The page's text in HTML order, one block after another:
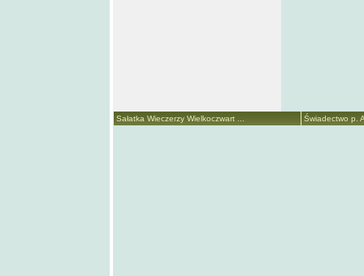
Sałatka Wieczerzy Wielkoczwart ... Świadectwo p.